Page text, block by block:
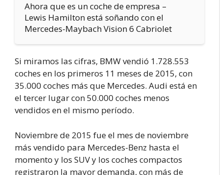
Ahora que es un coche de empresa –
Lewis Hamilton está soñando con el
Mercedes-Maybach Vision 6 Cabriolet
Si miramos las cifras, BMW vendió 1.728.553
coches en los primeros 11 meses de 2015, con
35.000 coches más que Mercedes. Audi está en
el tercer lugar con 50.000 coches menos
vendidos en el mismo período.
Noviembre de 2015 fue el mes de noviembre
más vendido para Mercedes-Benz hasta el
momento y los SUV y los coches compactos
registraron la mayor demanda, con más de